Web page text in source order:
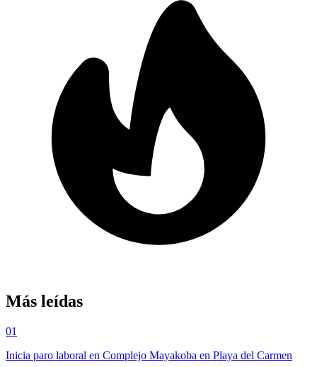
Más leídas
01
Inicia paro laboral en Complejo Mayakoba en Playa del Carmen